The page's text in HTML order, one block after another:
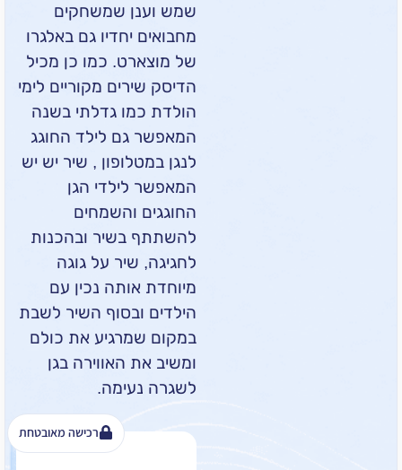
שמש וענן שמשחקים
מחבואים יחדיו גם באלגרו
של מוצארט. כמו כן מכיל
הדיסק שירים מקוריים לימי
הולדת כמו גדלתי בשנה
המאפשר גם לילד החוגג
לנגן במטלופון , שיר יש יש
המאפשר לילדי הגן
החוגגים והשמחים
להשתתף בשיר ובהכנות
לחגיגה, שיר על גוגה
מיוחדת אותה נכין עם
הילדים ובסוף השיר לשבת
במקום שמרגיע את כולם
ומשיב את האווירה בגן
לשגרה נעימה.
רכישה מאובטחת